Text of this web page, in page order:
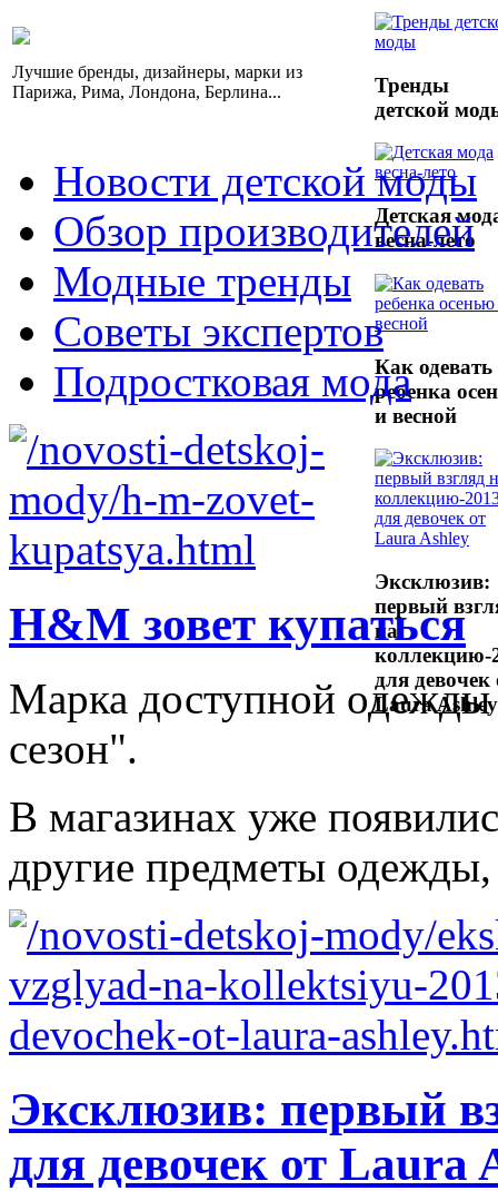
Лучшие бренды, дизайнеры, марки из
Парижа, Рима, Лондона, Берлина...
Тренды
детской
Детская
весна-лето
Как одевать
ребенка
и весной
Эксклюзив:
первый
на
коллекцию-
для девочек
Laura Ashley
Новости детской моды
Обзор производителей
Модные тренды
Советы экспертов
Подростковая мода
H&M зовет купаться
Марка доступной
сезон".
В магазинах уже
другие предметы
Эксклюзив: первый
для девочек от Laura